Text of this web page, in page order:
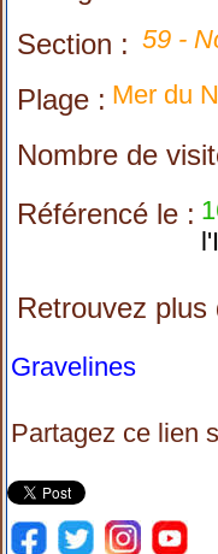
Section : 59 -
Plage : Mer du
Nombre de
Référencé le :
Retrouvez plus
Gravelines
Partagez ce lien